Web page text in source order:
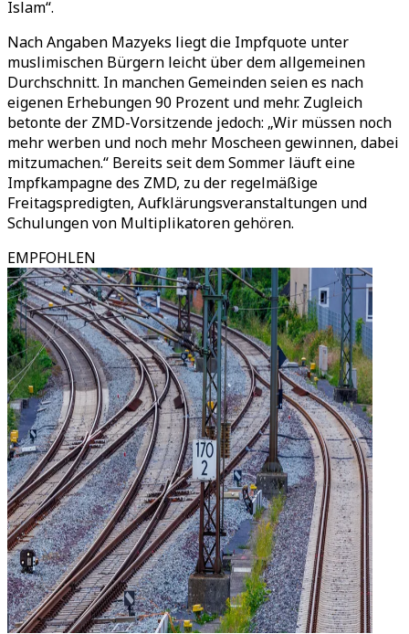
Islam“.
Nach Angaben Mazyeks liegt die Impfquote unter
muslimischen Bürgern leicht über dem allgemeinen
Durchschnitt. In manchen Gemeinden seien es nach
eigenen Erhebungen 90 Prozent und mehr. Zugleich
betonte der ZMD-Vorsitzende jedoch: „Wir müssen noch
mehr werben und noch mehr Moscheen gewinnen, dabei
mitzumachen.“ Bereits seit dem Sommer läuft eine
Impfkampagne des ZMD, zu der regelmäßige
Freitagspredigten, Aufklärungsveranstaltungen und
Schulungen von Multiplikatoren gehören.
EMPFOHLEN